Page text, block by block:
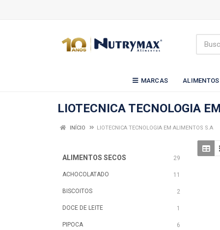
MARCAS
LIOTECNICA TECNOLOGIA
INÍCIO LIOTECNICA TECNOLOGIA EM ALIMENTOS S.A
ALIMENTOS SECOS 29
ACHOCOLATADO 11
BISCOITOS 2
DOCE DE LEITE 1
PIPOCA 6